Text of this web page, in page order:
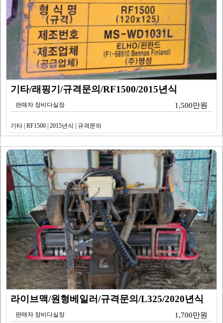
기타/래핑기/규격문의/RF1500/2015년식
판매자 장비다실장 1,500만원
기타 | RF1500 | 2015년식 | 규격문의
라이브맥/원형베일러/규격문의/L325/2020년식
판매자 장비다실장 1,700만원